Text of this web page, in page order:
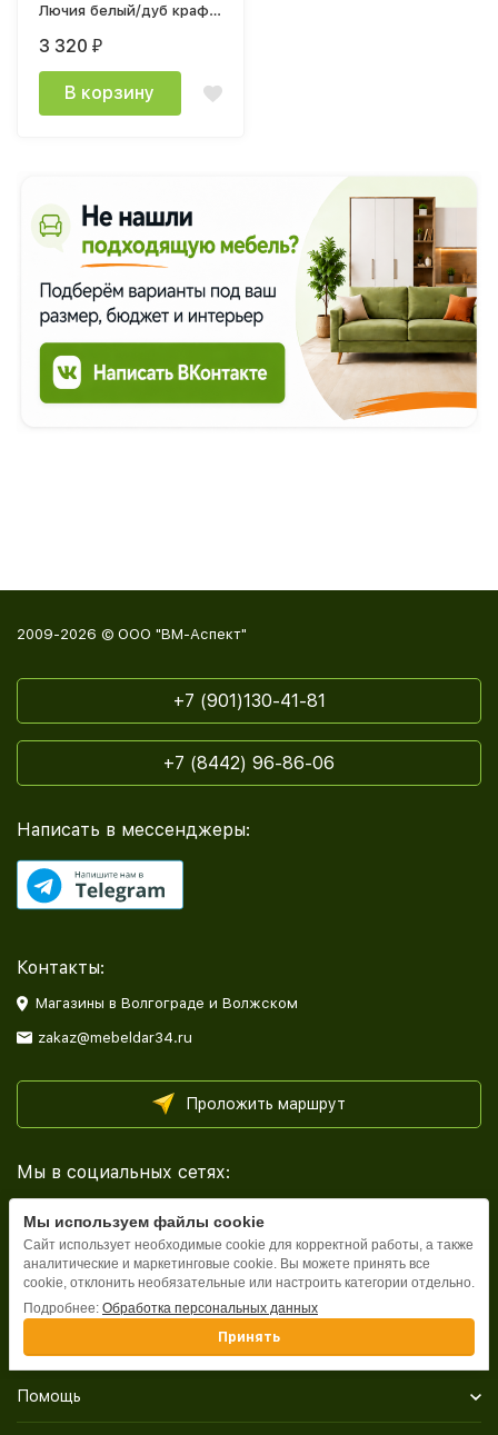
Лючия белый/дуб крафт
3 320₽
В корзину
2009-2026 © ООО "ВМ-Аспект"
+7 (901)130-41-81
+7 (8442) 96-86-06
Написать в мессенджеры:
Контакты:
Магазины в Волгограде и Волжском
zakaz@mebeldar34.ru
Проложить маршрут
Мы в социальных сетях:
Каталог
Помощь
Мы используем файлы cookie
Сайт использует необходимые cookie для корректной работы, а также
аналитические и маркетинговые cookie. Вы можете принять все
cookie, отклонить необязательные или настроить категории отдельно.
Подробнее: Обработка персональных данных
Принять